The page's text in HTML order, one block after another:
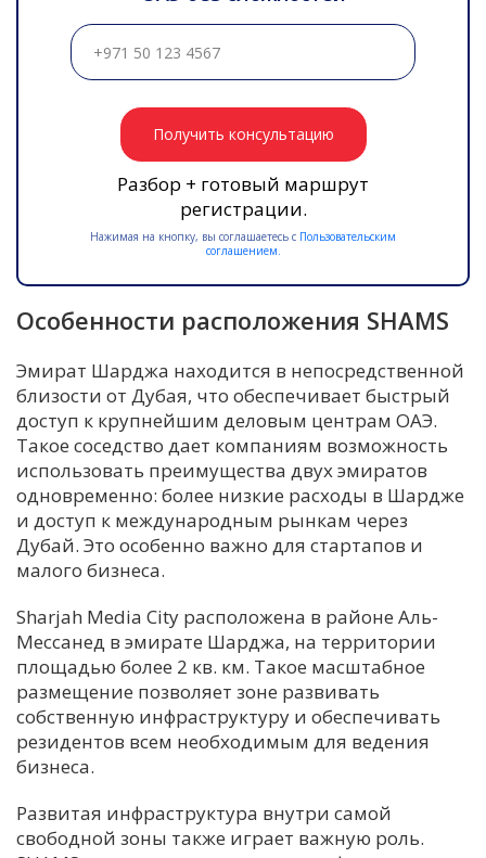
Получить консультацию
Разбор + готовый маршрут
регистрации.
Нажимая на кнопку, вы соглашаетесь с Пользовательским
соглашением.
Особенности расположения SHAMS
Эмират Шарджа находится в непосредственной
близости от Дубая, что обеспечивает быстрый
доступ к крупнейшим деловым центрам ОАЭ.
Такое соседство дает компаниям возможность
использовать преимущества двух эмиратов
одновременно: более низкие расходы в Шардже
и доступ к международным рынкам через
Дубай. Это особенно важно для стартапов и
малого бизнеса.
Sharjah Media City расположена в районе Аль-
Мессанед в эмирате Шарджа, на территории
площадью более 2 кв. км. Такое масштабное
размещение позволяет зоне развивать
собственную инфраструктуру и обеспечивать
резидентов всем необходимым для ведения
бизнеса.
Развитая инфраструктура внутри самой
свободной зоны также играет важную роль.